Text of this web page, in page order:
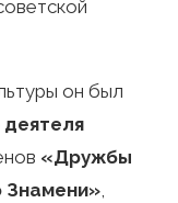
он был
«Дружбы
Знамени»,